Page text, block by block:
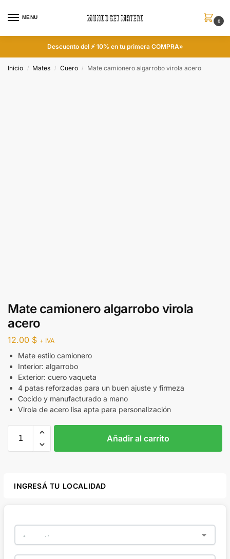
MENU
0
Descuento del ⚡ 10% en tu primera COMPRA»
Inicio / Mates / Cuero / Mate camionero algarrobo virola acero
Mate camionero algarrobo virola
acero
12.00 $ + IVA
Mate estilo camionero
Interior: algarrobo
Exterior: cuero vaqueta
4 patas reforzadas para un buen ajuste y firmeza
Cocido y manufacturado a mano
Virola de acero lisa apta para personalización
Añadir al carrito
INGRESÁ TU LOCALIDAD